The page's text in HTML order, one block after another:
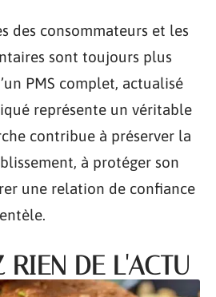
des consommateurs et les
sont toujours plus
PMS complet, actualisé
représente un véritable
contribue à préserver la
à protéger son
une relation de confiance
RIEN DE L'ACTU